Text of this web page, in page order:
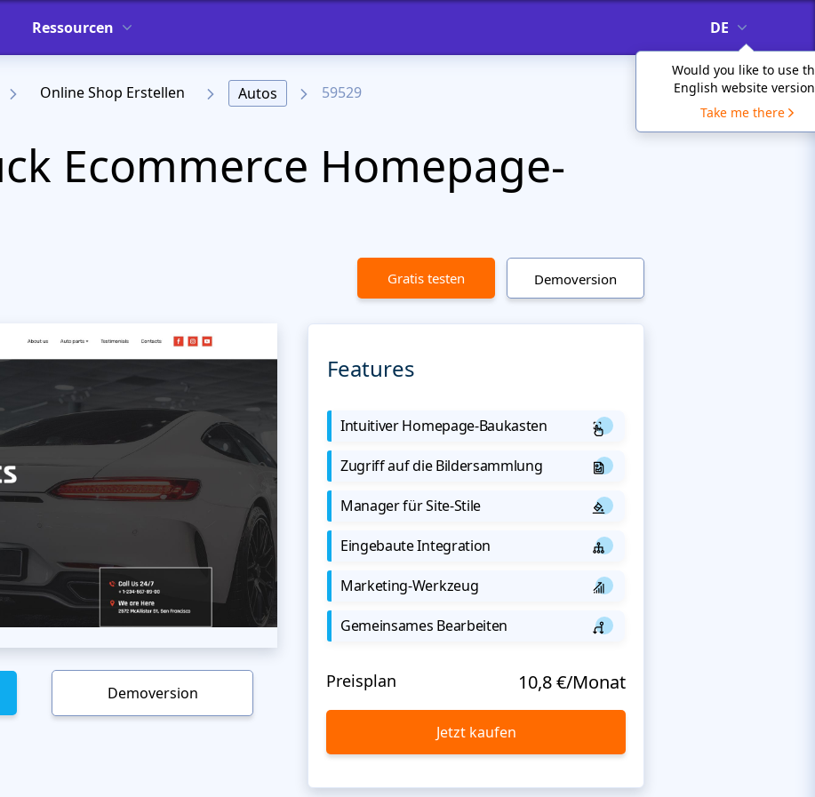
Ressourcen DE
Would you like to use
English website
Take me there
Online Shop Erstellen Autos 59529
Ecommerce Homepage-
Gratis testen Demoversion
Demoversion
Features
Intuitiver Homepage-Baukasten
Zugriff auf die Bildersammlung
Manager für Site-Stile
Eingebaute Integration
Marketing-Werkzeug
Gemeinsames Bearbeiten
Preisplan 10,8 €/Monat
Jetzt kaufen